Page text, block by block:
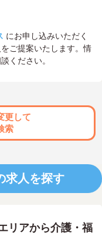
にお申し込みいただく
ご提案いたします。情
ください。
更して
索
求人を探す
リアから介護・福